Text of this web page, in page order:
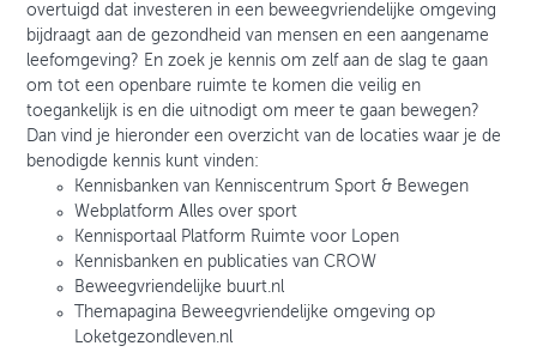
overtuigd dat investeren in een beweegvriendelijke omgeving
bijdraagt aan de gezondheid van mensen en een aangename
leefomgeving? En zoek je kennis om zelf aan de slag te gaan
om tot een openbare ruimte te komen die veilig en
toegankelijk is en die uitnodigt om meer te gaan bewegen?
Dan vind je hieronder een overzicht van de locaties waar je de
benodigde kennis kunt vinden:
Kennisbanken van Kenniscentrum Sport & Bewegen
Webplatform Alles over sport
Kennisportaal Platform Ruimte voor Lopen
Kennisbanken en publicaties van CROW
Beweegvriendelijke buurt.nl
Themapagina Beweegvriendelijke omgeving op
Loketgezondleven.nl